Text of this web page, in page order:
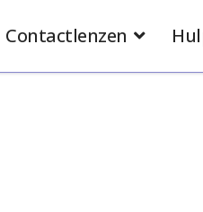
Contactlenzen